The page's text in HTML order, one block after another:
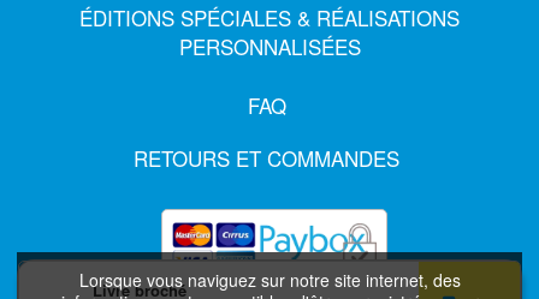
Lorsque vous naviguez sur notre site internet, des
Livre broché
ÉDITIONS SPÉCIALES & RÉALISATIONS
PERSONNALISÉES
FAQ
RETOURS ET COMMANDES